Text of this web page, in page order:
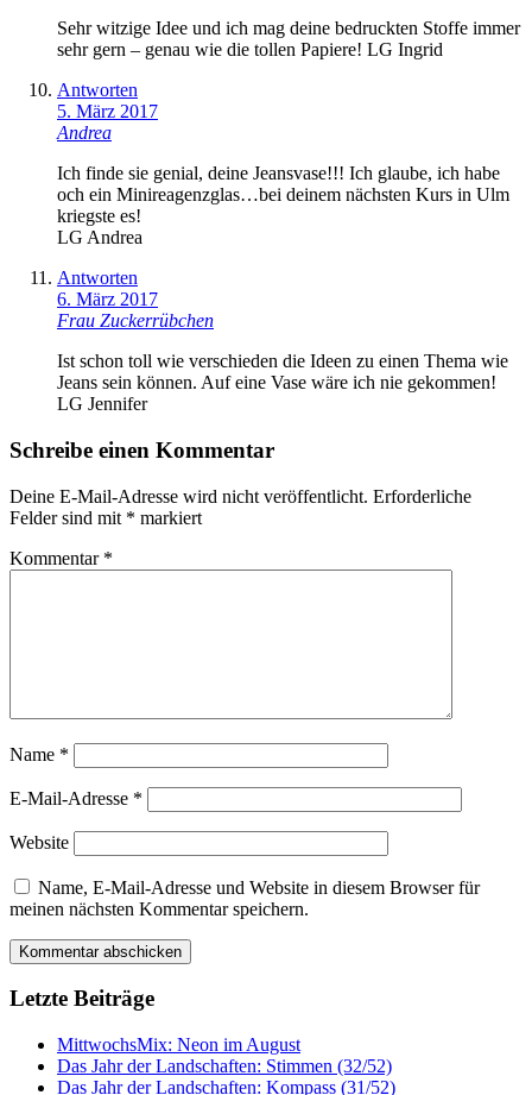
Sehr witzige Idee und ich mag deine bedruckten Stoffe immer
sehr gern – genau wie die tollen Papiere! LG Ingrid
Antworten
5. März 2017
Andrea
Ich finde sie genial, deine Jeansvase!!! Ich glaube, ich habe
och ein Minireagenzglas…bei deinem nächsten Kurs in Ulm
kriegste es!
LG Andrea
Antworten
6. März 2017
Frau Zuckerrübchen
Ist schon toll wie verschieden die Ideen zu einen Thema wie
Jeans sein können. Auf eine Vase wäre ich nie gekommen!
LG Jennifer
Schreibe einen Kommentar
Deine E-Mail-Adresse wird nicht veröffentlicht. Erforderliche
Felder sind mit * markiert
Kommentar *
Name *
E-Mail-Adresse *
Website
Name, E-Mail-Adresse und Website in diesem Browser für
meinen nächsten Kommentar speichern.
Letzte Beiträge
MittwochsMix: Neon im August
Das Jahr der Landschaften: Stimmen (32/52)
Das Jahr der Landschaften: Kompass (31/52)